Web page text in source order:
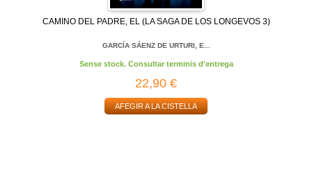
CAMINO DEL PADRE, EL (LA SAGA DE LOS LONGEVOS 3)
GARCÍA SÁENZ DE URTURI, E...
Sense stock. Consultar terminis d'entrega
22,90 €
AFEGIR A LA CISTELLA